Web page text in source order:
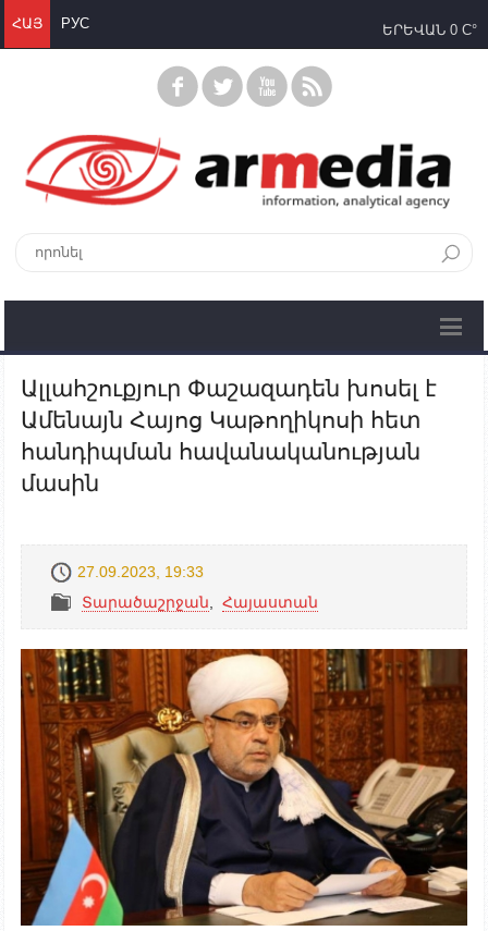
ՀԱՅ РУС ԵՐԵՎԱՆ 0 C°
Ալլահշուքյուր Փաշազադեն խոսել է
Ամենայն Հայոց Կաթողիկոսի հետ
հանդիպման հավանականության
մասին
27.09.2023, 19:33
Տարածաշրջան
Հայաստան